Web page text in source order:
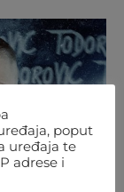
poput
uređaja te
adrese i